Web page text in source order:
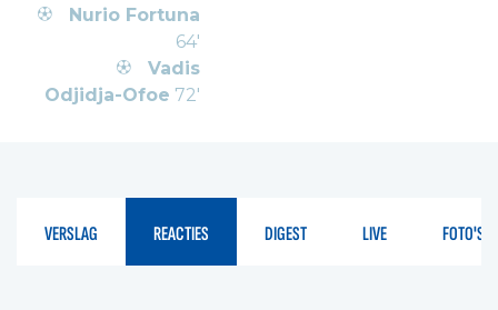
Nurio Fortuna
64'
Vadis
Odjidja-Ofoe 72'
VERSLAG REACTIES DIGEST LIVE FOTO'S